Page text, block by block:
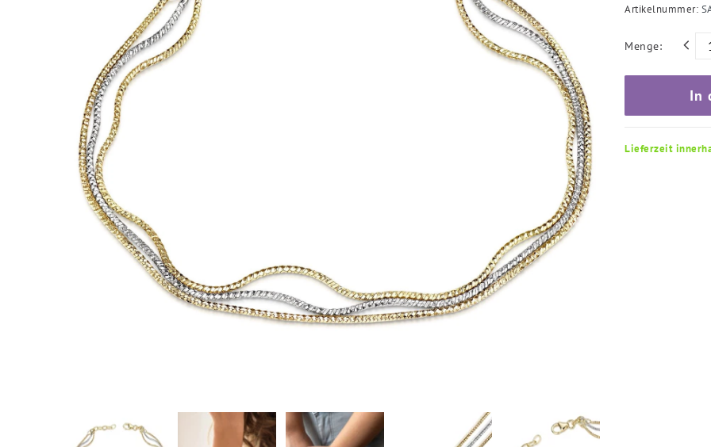
Artikelnummer:
Menge:
In
Lieferzeit